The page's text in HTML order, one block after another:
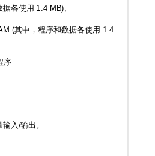
据各使用 1.4 MB);
(其中，程序和数据各使用 1.4
序
入/输出。